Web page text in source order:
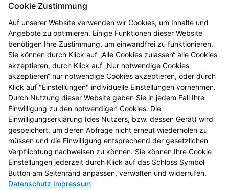
Cookie Zustimmung
Auf unserer Website verwenden wir Cookies, um Inhalte und
Angebote zu optimieren. Einige Funktionen dieser Website
benötigen Ihre Zustimmung, um einwandfrei zu funktionieren.
Sie können durch Klick auf „Alle Cookies zulassen“ alle Cookies
akzeptieren, durch Klick auf „Nur notwendige Cookies
akzeptieren“ nur notwendige Cookies akzeptieren, oder durch
Klick auf "Einstellungen" individuelle Einstellungen vornehmen.
Durch Nutzung dieser Website geben Sie in jedem Fall Ihre
Einwilligung zu den notwendigen Cookies. Die
Einwilligungserklärung (des Nutzers, bzw. dessen Gerät) wird
gespeichert, um deren Abfrage nicht erneut wiederholen zu
müssen und die Einwilligung entsprechend der gesetzlichen
Verpflichtung nachweisen zu können. Sie können Ihre Cookie
Einstellungen jederzeit durch Klick auf das Schloss Symbol
Button am Seitenrand anpassen, verwalten und widerrufen.
Datenschutz Impressum